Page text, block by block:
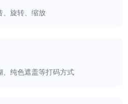
、旋转、缩放
、纯色遮盖等打码方式